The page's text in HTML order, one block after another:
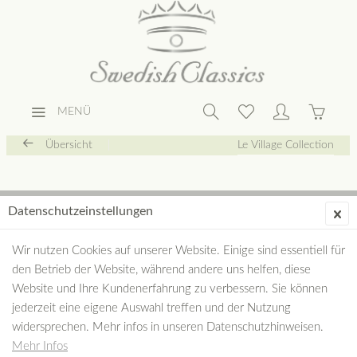
MENÜ
Übersicht Le Village Collection
Datenschutzeinstellungen
Wir nutzen Cookies auf unserer Website. Einige sind essentiell für
den Betrieb der Website, während andere uns helfen, diese
Website und Ihre Kundenerfahrung zu verbessern. Sie können
jederzeit eine eigene Auswahl treffen und der Nutzung
widersprechen. Mehr infos in unseren Datenschutzhinweisen.
Mehr Infos